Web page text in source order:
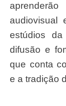
audiovisual
estúdios
difusão e
que conta
e a tradição